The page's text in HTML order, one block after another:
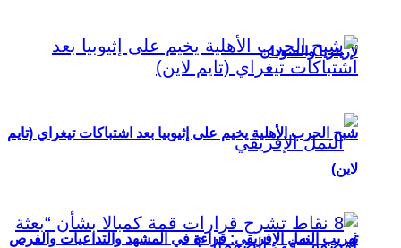
لإريتريا والسودان
تهريب النمل الإفريقي: قراءة في المشهد والتداعيات والفرص
شبح الحرب الأهلية يخيم على إثيوبيا بعد اشتباكات تيغراي (تايم
لاين)